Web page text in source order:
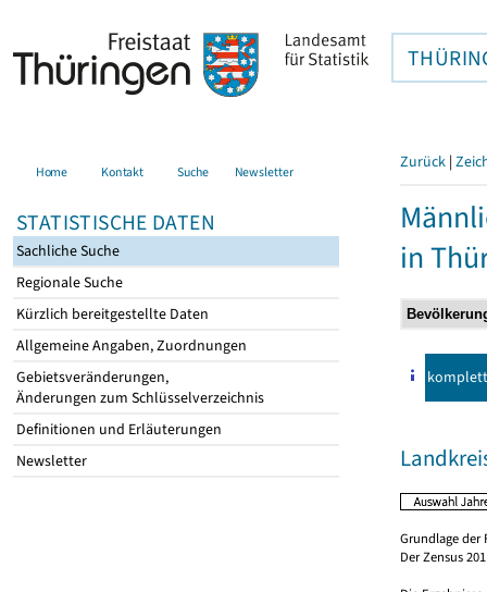
Home Kontakt Suche Newsletter
STATISTISCHE DATEN
Sachliche Suche
Regionale Suche
Kürzlich bereitgestellte Daten
Allgemeine Angaben, Zuordnungen
Gebietsveränderungen,
Änderungen zum Schlüsselverzeichnis
Definitionen und Erläuterungen
Newsletter
Zurück |
in
komplett
Grundlage der
Der Zensus